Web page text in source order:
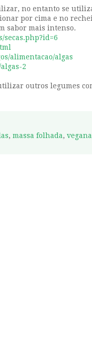
no entanto se
por cima e no
sabor mais intenso.
secas.php?id=6
alimentacao/algas
2
outros legumes
, massa folhada, vegana